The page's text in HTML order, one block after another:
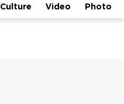
Culture Video Photo